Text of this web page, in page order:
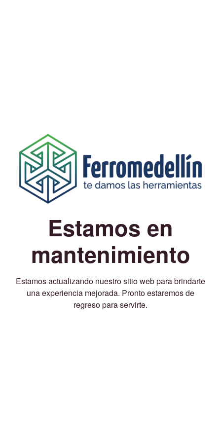
Estamos en
mantenimiento
Estamos actualizando nuestro sitio web para brindarte
una experiencia mejorada. Pronto estaremos de
regreso para servirte.